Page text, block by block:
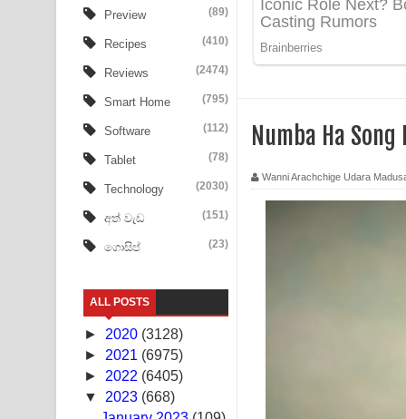
Aye Lanweela Song Lyrics - ආයේ ලංවීලා ගීතයේ පද
Ala purannata Song Lyrics - ආල පුරන්නට ගීතයේ පද
FEVER DREAM Lyrics - Alex Warren
BTS : Hooligan Lyrics
Apa Hamuwee Song Lyrics - අප හමුවී ගීතයේ පද
PATHINIYE Song Lyrics - පතිනියනේ ගීතයේ පද පෙළ
Sorry Sir Song Lyrics - සොරි සර් ගීතයේ පද පෙළ
Mathaka Aluthin Liyanna Song Lyrics - මතක
Sandak Awith Song Lyrics - සඳක් ඇවිත් ගීතයේ පද
Swetha Sande Song Lyrics - ශ්වේත සඳේ ගීතයේ පද
Ma Igili Giya Lyrics - මා ඉගිලී ගියා ගීතයේ පද පෙළ
Preview (89)
Recipes (410)
Reviews (2474)
Smart Home (795)
Software (112)
Tablet (78)
Technology (2030)
අත් වැඩ (151)
ගොසිප් (23)
ALL POSTS
► 2020 (3128)
► 2021 (6975)
► 2022 (6405)
▼ 2023 (668)
Numba Ha
Wanni Arachchige Udara